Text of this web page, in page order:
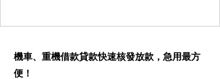
機車、 重機借款貸款快速核發放款，急用最方
便！